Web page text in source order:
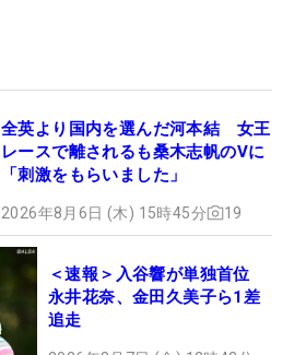
全英より国内を選んだ河本結 女王
レースで離されるも桑木志帆のVに
「刺激をもらいました」
2026年8月6日 (木) 15時45分 19
＜速報＞入谷響が単独首位
永井花奈、金田久美子ら1差
追走